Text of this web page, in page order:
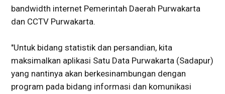
bandwidth internet Pemerintah Daerah Purwakarta
dan CCTV Purwakarta.
"Untuk bidang statistik dan persandian, kita
maksimalkan aplikasi Satu Data Purwakarta (Sadapur)
yang nantinya akan berkesinambungan dengan
program pada bidang informasi dan komunikasi